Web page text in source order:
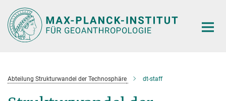
Hauptinhalt
Abteilung Strukturwandel der Technosphäre dt-staff